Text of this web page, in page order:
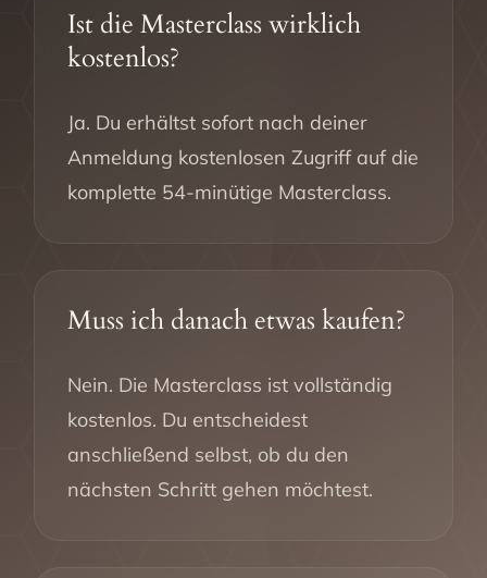
Ist die Masterclass wirklich
kostenlos?
Ja. Du erhältst sofort nach deiner
Anmeldung kostenlosen Zugriff auf die
komplette 54-minütige Masterclass.
Muss ich danach etwas kaufen?
Nein. Die Masterclass ist vollständig
kostenlos. Du entscheidest
anschließend selbst, ob du den
nächsten Schritt gehen möchtest.